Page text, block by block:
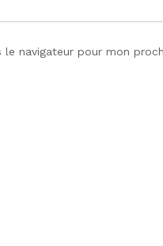
navigateur pour mon